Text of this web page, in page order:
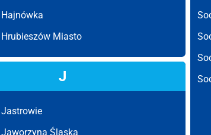
Hajnówka
Hrubieszów Miasto
J
Jastrowie
Jaworzyna Śląska